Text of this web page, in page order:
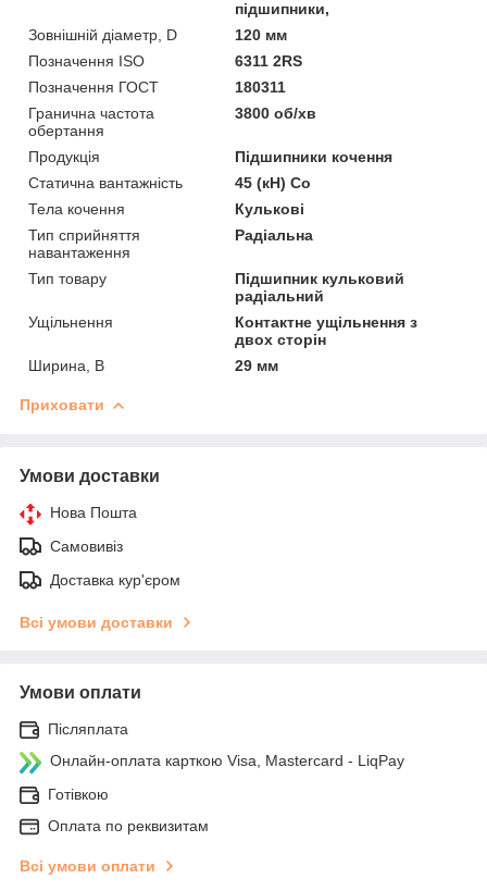
підшипники,
Зовнішній діаметр, D
120 мм
Позначення ISO
6311 2RS
Позначення ГОСТ
180311
Гранична частота
обертання
3800 об/хв
Продукція
Підшипники кочення
Статична вантажність
45 (кН) Co
Тела кочення
Кулькові
Тип сприйняття
навантаження
Радіальна
Тип товару
Підшипник кульковий
радіальний
Ущільнення
Контактне ущільнення з
двох сторін
Ширина, B
29 мм
Приховати
Умови доставки
Нова Пошта
Самовивіз
Доставка кур'єром
Всі умови доставки
Умови оплати
Післяплата
Онлайн-оплата карткою Visa, Mastercard - LiqPay
Готівкою
Оплата по реквизитам
Всі умови оплати